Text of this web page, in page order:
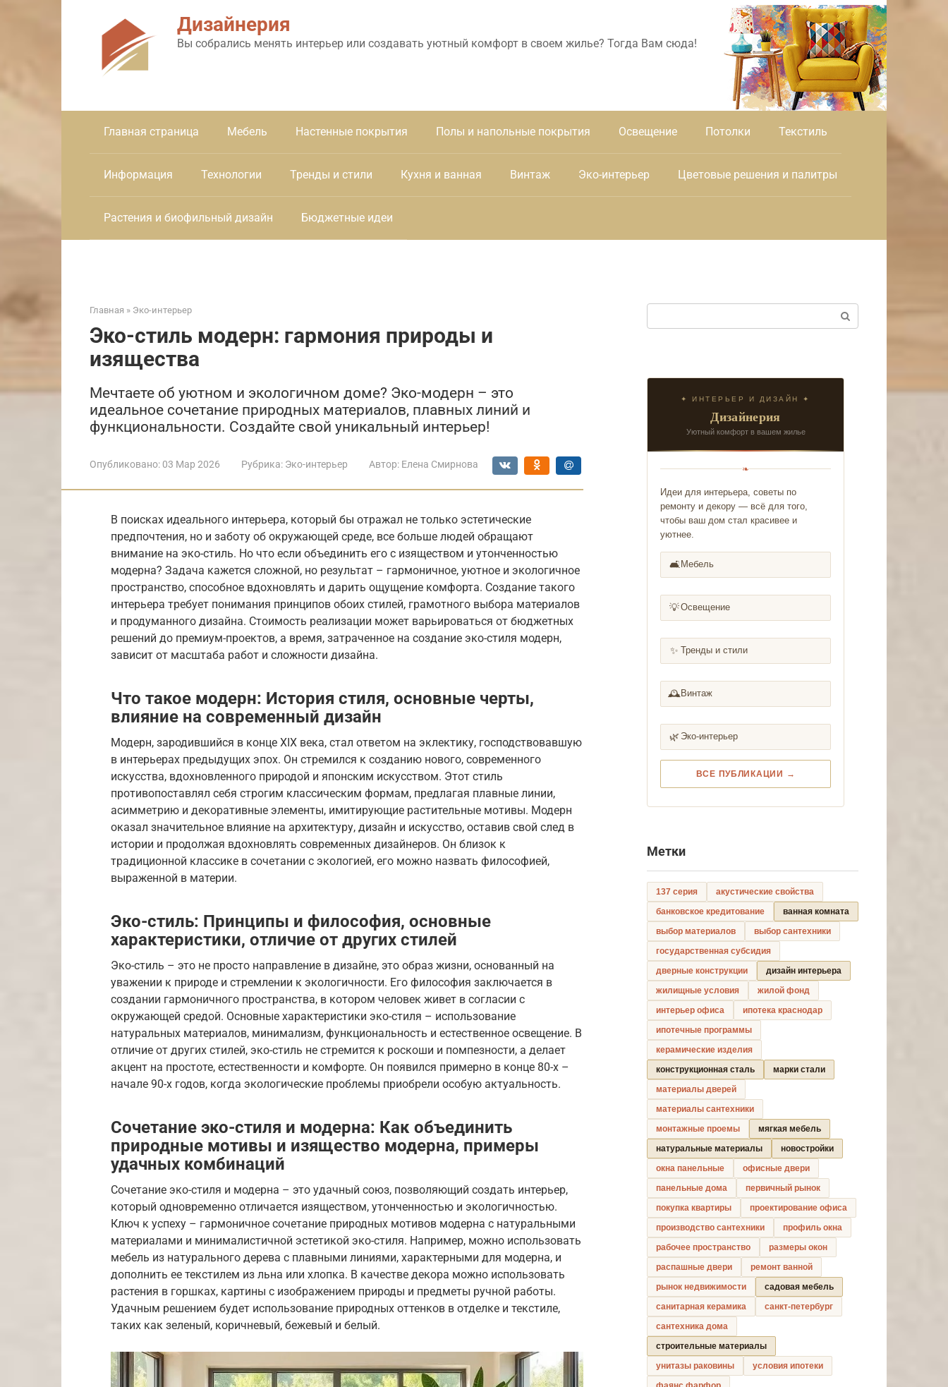
Дизайнерия
Вы собрались менять интерьер или создавать уютный комфорт в своем жилье? Тогда Вам сюда!
Главная страница Мебель Настенные покрытия Полы и напольные покрытия Освещение Потолки Текстиль
Информация Технологии Тренды и стили Кухня и ванная Винтаж Эко-интерьер Цветовые решения и палитры
Растения и биофильный дизайн Бюджетные идеи
Главная » Эко-интерьер
Эко-стиль модерн: гармония природы и
изящества
Мечтаете об уютном и экологичном доме? Эко-модерн – это
идеальное сочетание природных материалов, плавных линий и
функциональности. Создайте свой уникальный интерьер!
Опубликовано: 03 Мар 2026 Рубрика: Эко-интерьер Автор: Елена Смирнова
В поисках идеального интерьера, который бы отражал не только эстетические
предпочтения, но и заботу об окружающей среде, все больше людей обращают
внимание на эко-стиль. Но что если объединить его с изяществом и утонченностью
модерна? Задача кажется сложной, но результат – гармоничное, уютное и экологичное
пространство, способное вдохновлять и дарить ощущение комфорта. Создание такого
интерьера требует понимания принципов обоих стилей, грамотного выбора материалов
и продуманного дизайна. Стоимость реализации может варьироваться от бюджетных
решений до премиум-проектов, а время, затраченное на создание эко-стиля модерн,
зависит от масштаба работ и сложности дизайна.
Что такое модерн: История стиля, основные черты,
влияние на современный дизайн
Модерн, зародившийся в конце XIX века, стал ответом на эклектику, господствовавшую
в интерьерах предыдущих эпох. Он стремился к созданию нового, современного
искусства, вдохновленного природой и японским искусством. Этот стиль
противопоставлял себя строгим классическим формам, предлагая плавные линии,
асимметрию и декоративные элементы, имитирующие растительные мотивы. Модерн
оказал значительное влияние на архитектуру, дизайн и искусство, оставив свой след в
истории и продолжая вдохновлять современных дизайнеров. Он близок к
традиционной классике в сочетании с экологией, его можно назвать философией,
выраженной в материи.
Эко-стиль: Принципы и философия, основные
характеристики, отличие от других стилей
Эко-стиль – это не просто направление в дизайне, это образ жизни, основанный на
уважении к природе и стремлении к экологичности. Его философия заключается в
создании гармоничного пространства, в котором человек живет в согласии с
окружающей средой. Основные характеристики эко-стиля – использование
натуральных материалов, минимализм, функциональность и естественное освещение. В
отличие от других стилей, эко-стиль не стремится к роскоши и помпезности, а делает
акцент на простоте, естественности и комфорте. Он появился примерно в конце 80-х –
начале 90-х годов, когда экологические проблемы приобрели особую актуальность.
Сочетание эко-стиля и модерна: Как объединить
природные мотивы и изящество модерна, примеры
удачных комбинаций
Сочетание эко-стиля и модерна – это удачный союз, позволяющий создать интерьер,
который одновременно отличается изяществом, утонченностью и экологичностью.
Ключ к успеху – гармоничное сочетание природных мотивов модерна с натуральными
материалами и минималистичной эстетикой эко-стиля. Например, можно использовать
мебель из натурального дерева с плавными линиями, характерными для модерна, и
дополнить ее текстилем из льна или хлопка. В качестве декора можно использовать
растения в горшках, картины с изображением природы и предметы ручной работы.
Удачным решением будет использование природных оттенков в отделке и текстиле,
таких как зеленый, коричневый, бежевый и белый.
✦ ИНТЕРЬЕР И ДИЗАЙН ✦
Дизайнерия
Уютный комфорт в вашем жилье
❧
Идеи для интерьера, советы по
ремонту и декору — всё для того,
чтобы ваш дом стал красивее и
уютнее.
🛋️ Мебель
💡Освещение
✨ Тренды и стили
🕰️ Винтаж
🌿 Эко-интерьер
ВСЕ ПУБЛИКАЦИИ →
Метки
137 серия
акустические свойства
банковское кредитование
ванная комната
выбор материалов
выбор сантехники
государственная субсидия
дверные конструкции
дизайн интерьера
жилищные условия
жилой фонд
интерьер офиса
ипотека краснодар
ипотечные программы
керамические изделия
конструкционная сталь
марки стали
материалы дверей
материалы сантехники
монтажные проемы
мягкая мебель
натуральные материалы
новостройки
окна панельные
офисные двери
панельные дома
первичный рынок
покупка квартиры
проектирование офиса
производство сантехники
профиль окна
рабочее пространство
размеры окон
распашные двери
ремонт ванной
рынок недвижимости
садовая мебель
санитарная керамика
санкт-петербург
сантехника дома
строительные материалы
унитазы раковины
условия ипотеки